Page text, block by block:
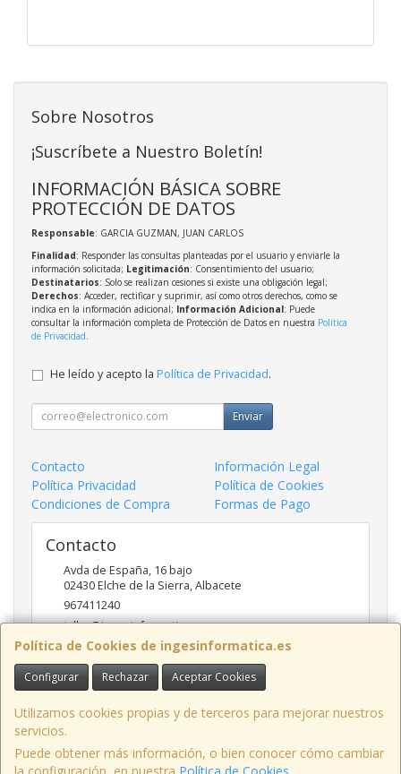
Política de Cookies de ingesinformatica.es
Configurar Rechazar Aceptar Cookies
Utilizamos cookies propias y de terceros para mejorar nuestros
servicios.
Puede obtener más información, o bien conocer cómo cambiar
Sobre Nosotros
¡Suscríbete a Nuestro Boletín!
INFORMACIÓN BÁSICA SOBRE
PROTECCIÓN DE DATOS
Responsable: GARCIA GUZMAN, JUAN CARLOS
Finalidad: Responder las consultas planteadas por el usuario y enviarle la
información solicitada; Legitimación: Consentimiento del usuario;
Destinatarios: Solo se realizan cesiones si existe una obligación legal;
Derechos: Acceder, rectificar y suprimir, así como otros derechos, como se
indica en la información adicional; Información Adicional: Puede
consultar la información completa de Protección de Datos en nuestra Política
de Privacidad
He leído y acepto la Política de Privacidad.
Enviar
Contacto
Información Legal
Política Privacidad
Política de Cookies
Condiciones de Compra
Formas de Pago
Contacto
Avda de España, 16 bajo
02430Elche de la Sierra,Albacete
967411240
taller@ingesinformatica.es
Horario
9 a 14 y 17 a 20